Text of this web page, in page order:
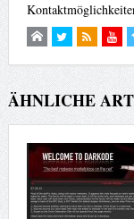
ÄHNLICHE